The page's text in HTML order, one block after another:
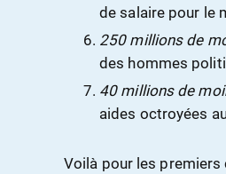
de salaire pour le
250 millions de
des hommes
40 millions de
aides octroyées
Voilà pour les